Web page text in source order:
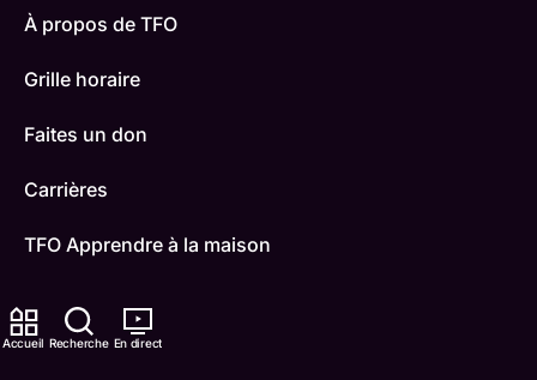
Accueil Recherche En direct
À propos de TFO
Grille horaire
Faites un don
Carrières
TFO Apprendre à la maison
Contactez-nous